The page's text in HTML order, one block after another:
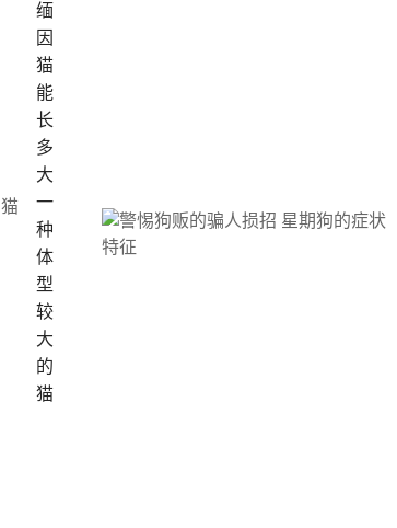
缅
因
猫
能
长
多
大
一
种
体
型
较
大
的
猫